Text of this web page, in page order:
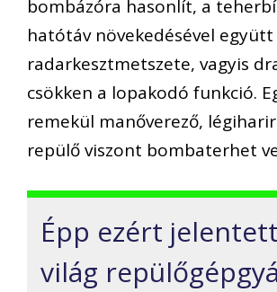
bombázóra hasonlít, a
hatótáv növekedésével együtt
radarkesztmetszete, vagyis
csökken a lopakodó funkció.
remekül manőverező,
repülő viszont bombaterhet
Épp ezért
világ